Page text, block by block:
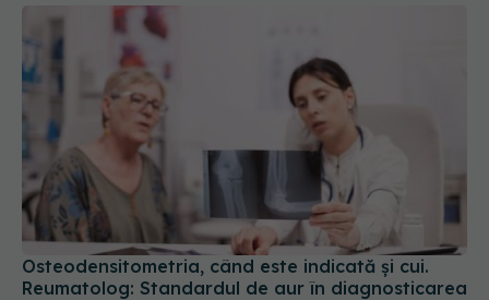
Osteodensitometria, când este indicată și cui.
Reumatolog: Standardul de aur în diagnosticarea